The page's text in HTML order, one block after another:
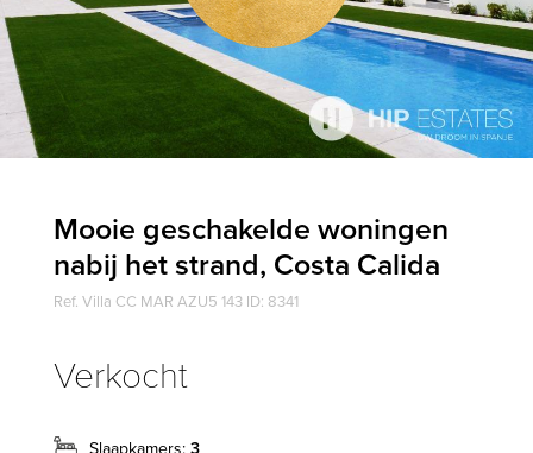
Mooie geschakelde woningen
nabij het strand, Costa Calida
Ref. Villa CC MAR AZU5 143 ID: 8341
Verkocht
Slaapkamers: 3